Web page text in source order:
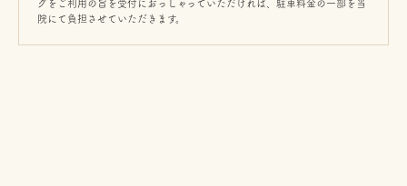
グをご利用の旨を受付におっしゃっていただければ、駐車料金の一部を当
院にて負担させていただきます。